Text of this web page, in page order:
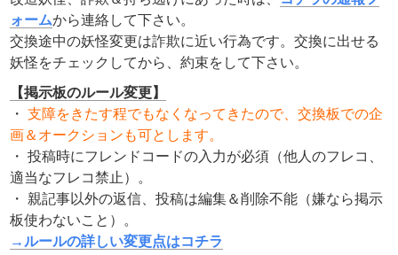
ォームから連絡して下さい。
交換途中の妖怪変更は詐欺に近い行為です。交換に出せる
妖怪をチェックしてから、約束をして下さい。
【掲示板のルール変更】
・支障をきたす程でもなくなってきたので、交換板での企
画＆オークションも可とします。
・ 投稿時にフレンドコードの入力が必須（他人のフレコ、
適当なフレコ禁止）。
・ 親記事以外の返信、投稿は編集＆削除不能（嫌なら掲示
板使わないこと）。
→ルールの詳しい変更点はコチラ